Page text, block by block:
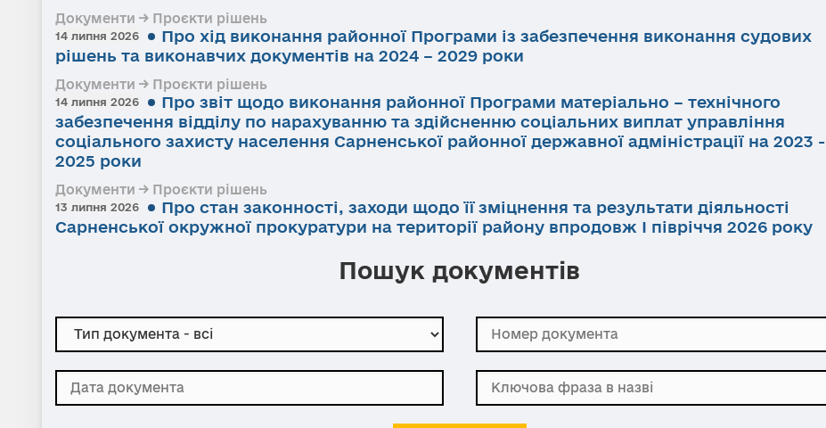
Документи → Проєкти рішень
14 липня 2026
Про хід виконання районної Програми із забезпечення виконання судових
рішень та виконавчих документів на 2024 – 2029 роки
Документи → Проєкти рішень
14 липня 2026
Про звіт щодо виконання районної Програми матеріально – технічного
забезпечення відділу по нарахуванню та здійсненню соціальних виплат управління
соціального захисту населення Сарненської районної державної адміністрації на 2023 -
2025 роки
Документи → Проєкти рішень
13 липня 2026
Про стан законності, заходи щодо її зміцнення та результати діяльності
Сарненської окружної прокуратури на території району впродовж І півріччя 2026 року
Пошук документів